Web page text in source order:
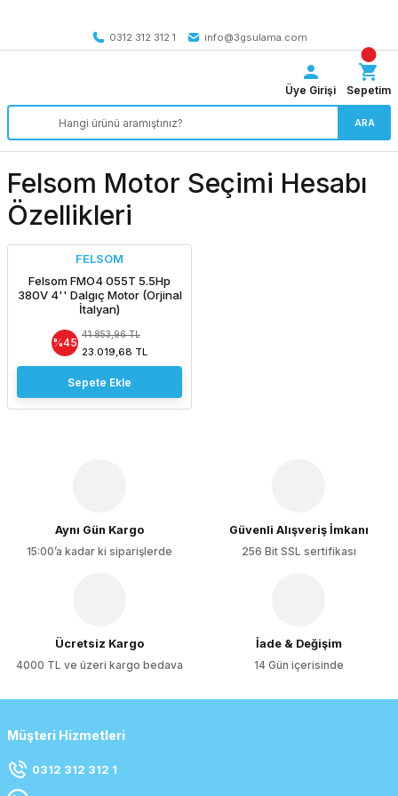
0312 312 312 1
info@3gsulama.com
ARA
Üye Girişi Sepetim
Felsom Motor Seçimi Hesabı
Özellikleri
FELSOM
Felsom FMO4 055T 5.5Hp
380V 4'' Dalgıç Motor (Orjinal
İtalyan)
%45
41.853,96 TL
23.019,68 TL
Sepete Ekle
Aynı Gün Kargo
15:00’a kadar ki siparişlerde
Güvenli Alışveriş İmkanı
256 Bit SSL sertifikası
Ücretsiz Kargo
4000 TL ve üzeri kargo bedava
İade & Değişim
14 Gün içerisinde
Müşteri Hizmetleri
0312 312 312 1